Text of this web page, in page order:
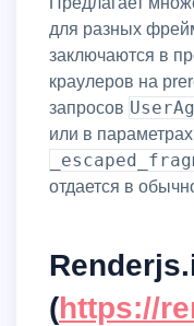
для разных
заключаются в
краулеров на
запросов
или в
отдается в
(https://